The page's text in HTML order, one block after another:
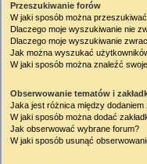
Przeszukiwanie forów
W jaki sposób można
Dlaczego moje wyszukiwanie nie
Dlaczego moje wyszukiwanie
Jak można wyszukać
W jaki sposób można znaleźć
Obserwowanie tematów i
Jaka jest różnica między dodaniem
W jaki sposób można dodać
Jak obserwować wybrane forum?
W jaki sposób usunąć